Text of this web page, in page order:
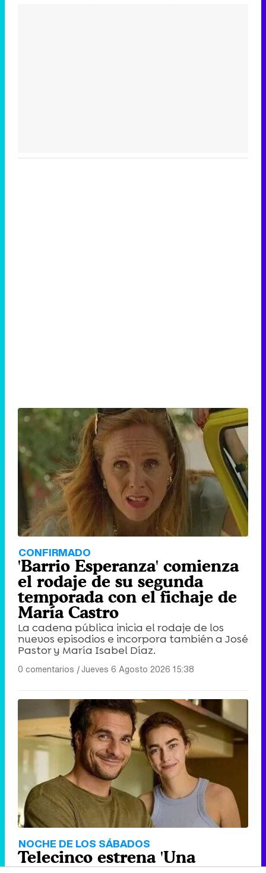
CONFIRMADO
'Barrio Esperanza' comienza
el rodaje de su segunda
temporada con el fichaje de
María Castro
La cadena pública inicia el rodaje de los
nuevos episodios e incorpora también a José
Pastor y María Isabel Díaz.
0 comentarios |Jueves 6 Agosto 2026 15:38
NOCHE DE LOS SÁBADOS
Telecinco estrena 'Una